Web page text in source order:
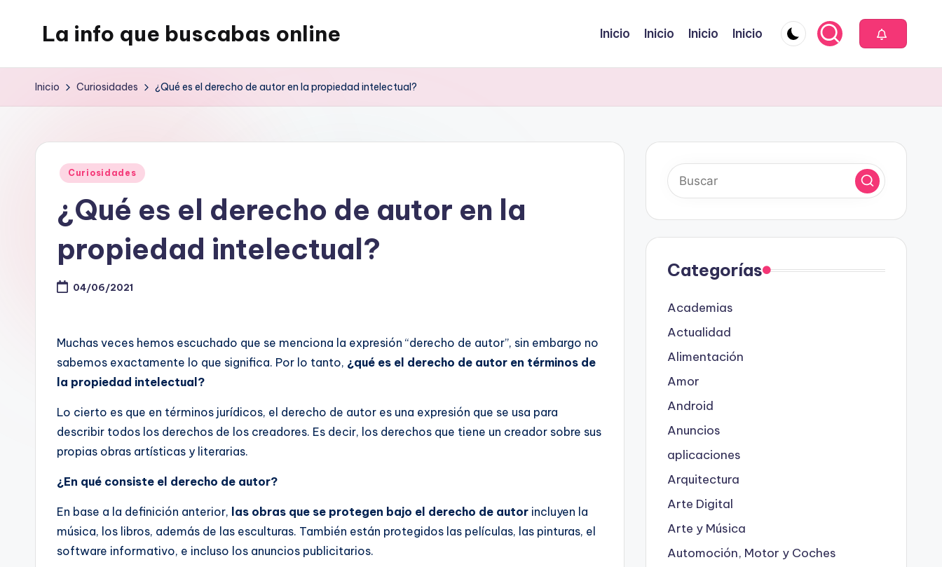
La info que buscabas online
blog
y
entretenerte
leyendo
Inicio Inicio Inicio Inicio
Inicio Curiosidades ¿Qué es el derecho de autor en la propiedad intelectual?
Publicado
Curiosidades
¿Qué es el derecho de autor en la
propiedad intelectual?
04/06/2021
Muchas veces hemos escuchado que se menciona la expresión “derecho de autor”, sin embargo no
sabemos exactamente lo que significa. Por lo tanto, ¿qué es el derecho de autor en términos de
la propiedad intelectual?
Lo cierto es que en términos jurídicos, el derecho de autor es una expresión que se usa para
describir todos los derechos de los creadores. Es decir, los derechos que tiene un creador sobre sus
propias obras artísticas y literarias.
¿En qué consiste el derecho de autor?
En base a la definición anterior, las obras que se protegen bajo el derecho de autor incluyen la
música, los libros, además de las esculturas. También están protegidos las películas, las pinturas, el
software informativo, e incluso los anuncios publicitarios.
Categorías
Academias
Actualidad
Alimentación
Amor
Android
Anuncios
aplicaciones
Arquitectura
Arte Digital
Arte y Música
Automoción, Motor y Coches